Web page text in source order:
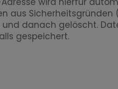
Sicherheitsgründen
danach gelöscht.
gespeichert.